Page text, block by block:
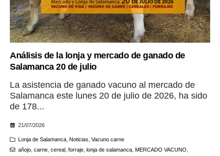
Análisis de la lonja y mercado de ganado de
Salamanca 20 de julio
La asistencia de ganado vacuno al mercado de
Salamanca este lunes 20 de julio de 2026, ha sido
de 178...
21/07/2026
Lonja de Salamanca, Noticias Vacuno carne
añojo, carne, cereal, forraje, lonja de salamanca, MERCADO VACUNO